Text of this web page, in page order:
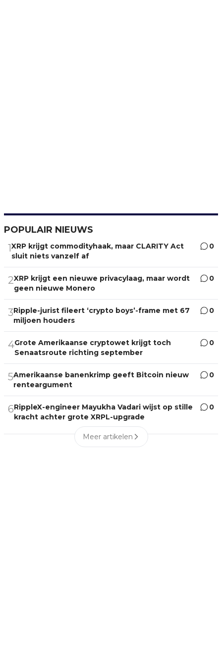
POPULAIR NIEUWS
1XRP krijgt commodityhaak, maar CLARITY Act
sluit niets vanzelf af
0
2XRP krijgt een nieuwe privacylaag, maar wordt
geen nieuwe Monero
0
3Ripple-jurist fileert ‘crypto boys’-frame met 67
miljoen houders
0
4Grote Amerikaanse cryptowet krijgt toch
Senaatsroute richting september
0
5Amerikaanse banenkrimp geeft Bitcoin nieuw
renteargument
0
6RippleX-engineer Mayukha Vadari wijst op stille
kracht achter grote XRPL-upgrade
0
Meer artikelen